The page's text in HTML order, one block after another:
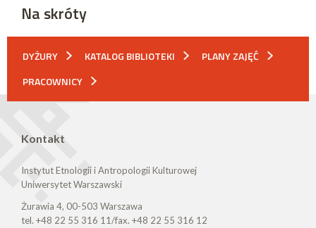
Na skróty
DYŻURY KATALOG BIBLIOTEKI
PLANY ZAJĘĆ
PRACOWNICY
Kontakt
Instytut Etnologii i Antropologii Kulturowej
Uniwersytet Warszawski
Żurawia 4, 00-503 Warszawa
tel. +48 22 55 316 11/fax. +48 22 55 316 12